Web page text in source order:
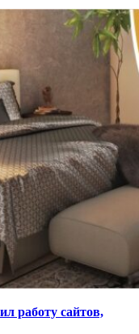
работу сайтов,